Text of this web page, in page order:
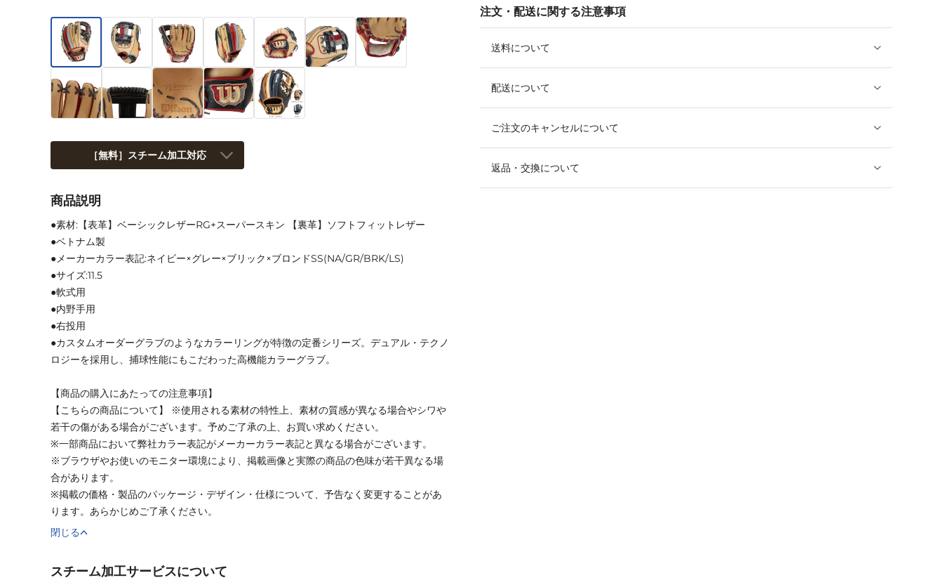
注文・配送に関する注意事項
送料について
配送について
ご注文のキャンセルについて
返品・交換について
［無料］スチーム加工対応
商品説明
●素材:【表革】ベーシックレザーRG+スーパースキン 【裏革】ソフトフィットレザー
●ベトナム製
●メーカーカラー表記:ネイビー×グレー×ブリック×ブロンドSS(NA/GR/BRK/LS)
●サイズ:11.5
●軟式用
●内野手用
●右投用
●カスタムオーダーグラブのようなカラーリングが特徴の定番シリーズ。デュアル・テクノ
ロジーを採用し、捕球性能にもこだわった高機能カラーグラブ。
【商品の購入にあたっての注意事項】
【こちらの商品について】 ※使用される素材の特性上、素材の質感が異なる場合やシワや
若干の傷がある場合がございます。予めご了承の上、お買い求めください。
※一部商品において弊社カラー表記がメーカーカラー表記と異なる場合がございます。
※ブラウザやお使いのモニター環境により、掲載画像と実際の商品の色味が若干異なる場
合があります。
※掲載の価格・製品のパッケージ・デザイン・仕様について、予告なく変更することがあ
ります。あらかじめご了承ください。
閉じる
スチーム加工サービスについて